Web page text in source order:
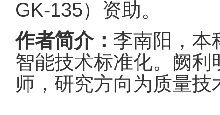
GK-135）资助。
作者简介： 李南阳，本
智能技术标准化。阙
师，研究方向为质量技